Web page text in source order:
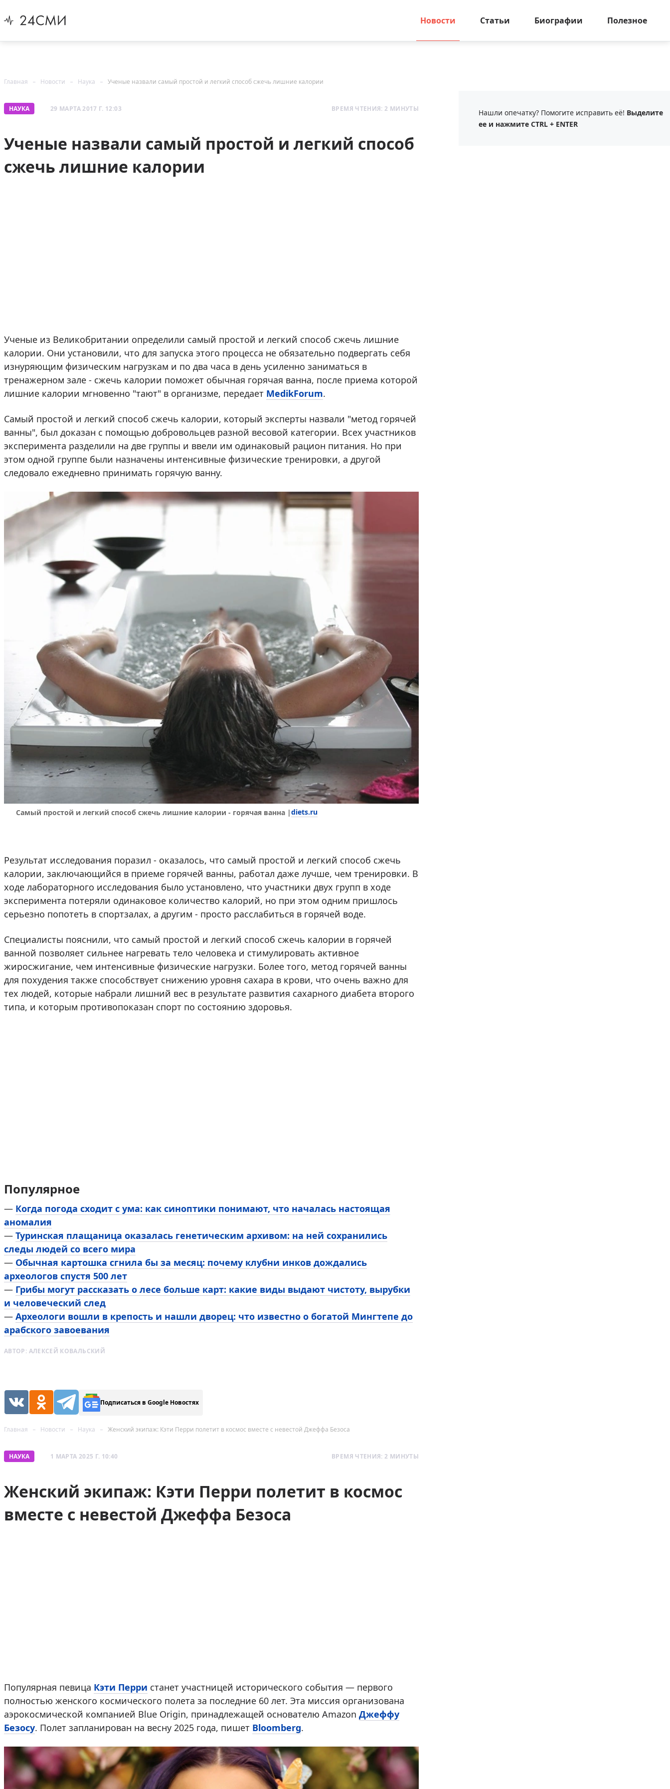
Новости Статьи Биографии Полезное
Главная Новости Наука Ученые назвали самый простой и легкий способ сжечь лишние калории
НАУКА 29 МАРТА 2017 Г. 12:03 ВРЕМЯ ЧТЕНИЯ: 2 МИНУТЫ
Ученые назвали самый простой и легкий способ
сжечь лишние калории
Ученые из Великобритании определили самый простой и легкий способ сжечь лишние
калории. Они установили, что для запуска этого процесса не обязательно подвергать себя
изнуряющим физическим нагрузкам и по два часа в день усиленно заниматься в
тренажерном зале - сжечь калории поможет обычная горячая ванна, после приема которой
лишние калории мгновенно "тают" в организме, передает MedikForum.
Самый простой и легкий способ сжечь калории, который эксперты назвали "метод горячей
ванны", был доказан с помощью добровольцев разной весовой категории. Всех участников
эксперимента разделили на две группы и ввели им одинаковый рацион питания. Но при
этом одной группе были назначены интенсивные физические тренировки, а другой
следовало ежедневно принимать горячую ванну.
Самый простой и легкий способ сжечь лишние калории - горячая ванна |diets.ru
Результат исследования поразил - оказалось, что самый простой и легкий способ сжечь
калории, заключающийся в приеме горячей ванны, работал даже лучше, чем тренировки. В
ходе лабораторного исследования было установлено, что участники двух групп в ходе
эксперимента потеряли одинаковое количество калорий, но при этом одним пришлось
серьезно попотеть в спортзалах, а другим - просто расслабиться в горячей воде.
Специалисты пояснили, что самый простой и легкий способ сжечь калории в горячей
ванной позволяет сильнее нагревать тело человека и стимулировать активное
жиросжигание, чем интенсивные физические нагрузки. Более того, метод горячей ванны
для похудения также способствует снижению уровня сахара в крови, что очень важно для
тех людей, которые набрали лишний вес в результате развития сахарного диабета второго
типа, и которым противопоказан спорт по состоянию здоровья.
Популярное
— Когда погода сходит с ума: как синоптики понимают, что началась настоящая
аномалия
— Туринская плащаница оказалась генетическим архивом: на ней сохранились
следы людей со всего мира
— Обычная картошка сгнила бы за месяц: почему клубни инков дождались
археологов спустя 500 лет
— Грибы могут рассказать о лесе больше карт: какие виды выдают чистоту, вырубки
и человеческий след
— Археологи вошли в крепость и нашли дворец: что известно о богатой Мингтепе до
арабского завоевания
АВТОР: АЛЕКСЕЙ КОВАЛЬСКИЙ
Подписаться в Google Новостях
Главная Новости Наука Женский экипаж: Кэти Перри полетит в космос вместе с невестой Джеффа Безоса
НАУКА 1 МАРТА 2025 Г. 10:40 ВРЕМЯ ЧТЕНИЯ: 2 МИНУТЫ
Женский экипаж: Кэти Перри полетит в космос
вместе с невестой Джеффа Безоса
Популярная певица Кэти Перри станет участницей исторического события — первого
полностью женского космического полета за последние 60 лет. Эта миссия организована
аэрокосмической компанией Blue Origin, принадлежащей основателю Amazon Джеффу
Безосу. Полет запланирован на весну 2025 года, пишет Bloomberg.
Нашли опечатку? Помогите исправить её! Выделите
ее и нажмите CTRL + ENTER